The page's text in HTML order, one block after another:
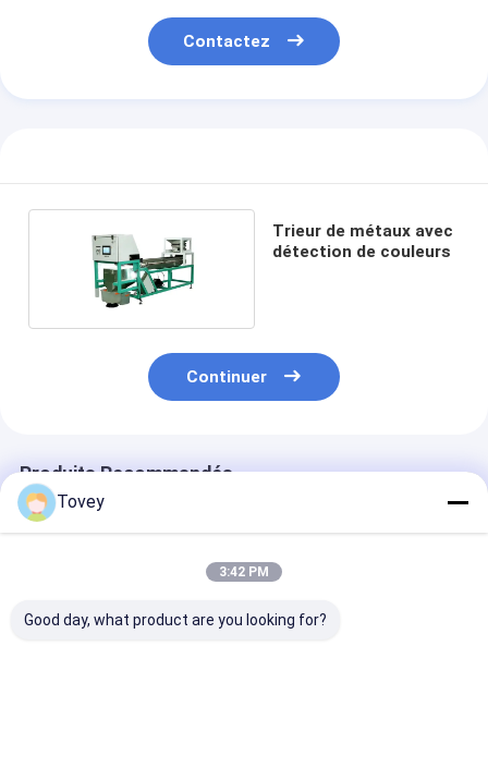
Contactez
Trieur de métaux avec
détection de couleurs
Continuer
Produits Recommandés
Tovey
3:42 PM
Good day, what product are you looking for?